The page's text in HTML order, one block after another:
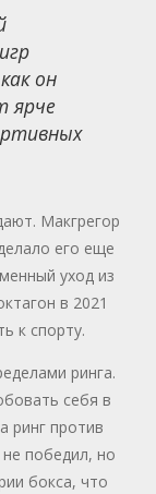
он
ярче
Макгрегор
его еще
уход из
в 2021
к спорту.
ринга.
себя в
ринг против
победил, но
бокса, что